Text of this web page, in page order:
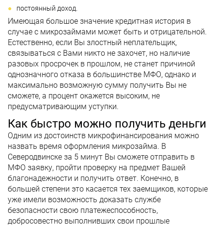
постоянный доход.
Имеющая большое значение кредитная история в
случае с микрозаймами может быть и отрицательной.
Естественно, если Вы злостный неплательщик,
связываться с Вами никто не захочет, но наличие
разовых просрочек в прошлом, не станет причиной
однозначного отказа в большинстве МФО, однако и
максимально возможную сумму получить Вы не
сможете, а процент окажется высоким, не
предусматривающим уступки.
Как быстро можно получить деньги
Одним из достоинств микрофинансирования можно
назвать время оформления микрозайма. В
Северодвинске за 5 минут Вы сможете отправить в
МФО заявку, пройти проверку на предмет Вашей
благонадежности и получить ответ. Конечно, в
большей степени это касается тех заемщиков, которые
уже имели возможность доказать службе
безопасности свою платежеспособность,
добросовестно выполнивших свои прошлые